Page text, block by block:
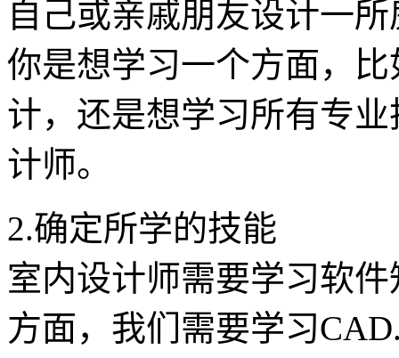
自己或亲戚朋友设计一
你是想学习一个方面，
计，还是想学习所有专
计师。
2.确定所学的技能
室内设计师需要学习软
方面，我们需要学习